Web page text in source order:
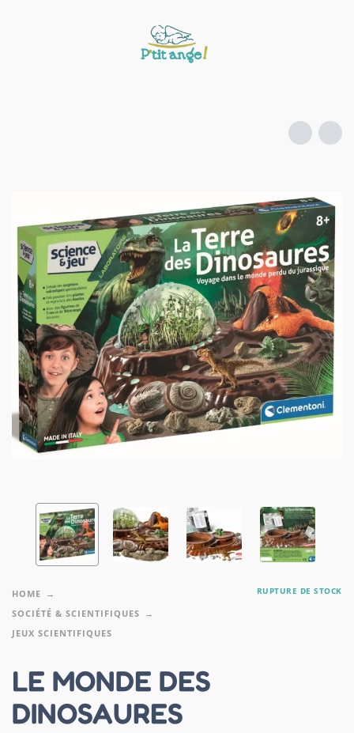
HOME
SOCIÉTÉ & SCIENTIFIQUES
JEUX SCIENTIFIQUES
RUPTURE DE STOCK
LE MONDE DES
DINOSAURES